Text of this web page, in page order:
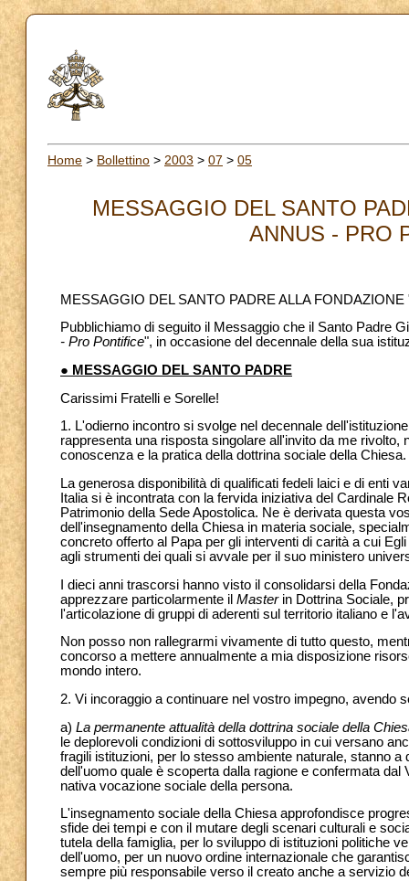
Home > Bollettino > 2003 > 07 > 05
MESSAGGIO DEL SANTO
ANNUS - PRO
MESSAGGIO DEL SANTO PADRE ALLA FONDAZIONE
Pubblichiamo di seguito il Messaggio che il Santo Padre
- Pro Pontifice", in occasione del decennale della sua
● MESSAGGIO DEL SANTO PADRE
Carissimi Fratelli e Sorelle!
1. L'odierno incontro si svolge nel decennale
rappresenta una risposta singolare all'invito da me
conoscenza e la pratica della dottrina sociale della Chiesa.
La generosa disponibilità di qualificati fedeli laici e di enti
Italia si è incontrata con la fervida iniziativa del Cardinale
Patrimonio della Sede Apostolica. Ne è derivata questa
dell'insegnamento della Chiesa in materia sociale,
concreto offerto al Papa per gli interventi di carità a cui
agli strumenti dei quali si avvale per il suo ministero
I dieci anni trascorsi hanno visto il consolidarsi della
apprezzare particolarmente il Masterin Dottrina Sociale,
l'articolazione di gruppi di aderenti sul territorio italiano e
Non posso non rallegrarmi vivamente di tutto questo,
concorso a mettere annualmente a mia disposizione
mondo intero.
2. Vi incoraggio a continuare nel vostro impegno, avendo
a) La permanente attualità della dottrina sociale della
le deplorevoli condizioni di sottosviluppo in cui versano
fragili istituzioni, per lo stesso ambiente naturale, stanno
dell'uomo quale è scoperta dalla ragione e confermata
nativa vocazione sociale della persona.
L'insegnamento sociale della Chiesa approfondisce
sfide dei tempi e con il mutare degli scenari culturali e
tutela della famiglia, per lo sviluppo di istituzioni politiche
dell'uomo, per un nuovo ordine internazionale che
sempre più responsabile verso il creato anche a servizio